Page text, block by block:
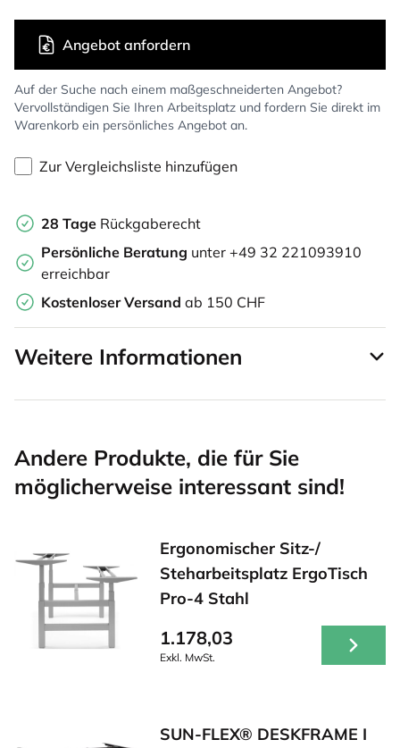
Auf der Suche nach einem maßgeschneiderten Angebot?
Vervollständigen Sie Ihren Arbeitsplatz und fordern Sie direkt im
Warenkorb ein persönliches Angebot an.
Angebot anfordern
Zur Vergleichsliste hinzufügen
28 Tage Rückgaberecht
Persönliche Beratung unter +49 32 221093910
erreichbar
Kostenloser Versand ab 150 CHF
Weitere Informationen
Andere Produkte, die für Sie
möglicherweise interessant sind!
Ergonomischer Sitz-/
Steharbeitsplatz ErgoTisch
Pro-4 Stahl
1.178,03
Exkl. MwSt.
SUN-FLEX® DESKFRAME I